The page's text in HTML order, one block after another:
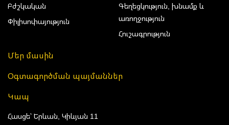
Բժշկական
Փիլիսոփայություն
Գեղեցկություն, խնամք և
առողջություն
Հուշագրություն
Մեր մասին
Օգտագործման պայմաններ
Կապ
Հասցե՝ Երևան, Կիևյան 11